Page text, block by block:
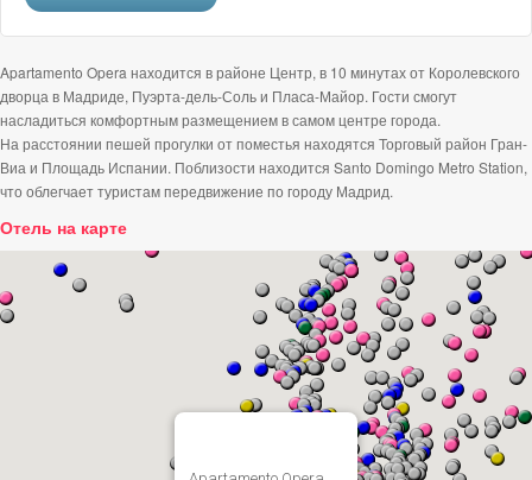
Apartamento Opera находится в районе Центр, в 10 минутах от Королевского
дворца в Мадриде, Пуэрта-дель-Соль и Пласа-Майор. Гости смогут
насладиться комфортным размещением в самом центре города.
На расстоянии пешей прогулки от поместья находятся Торговый район Гран-
Виа и Площадь Испании. Поблизости находится Santo Domingo Metro Station,
что облегчает туристам передвижение по городу Мадрид.
Отель на карте